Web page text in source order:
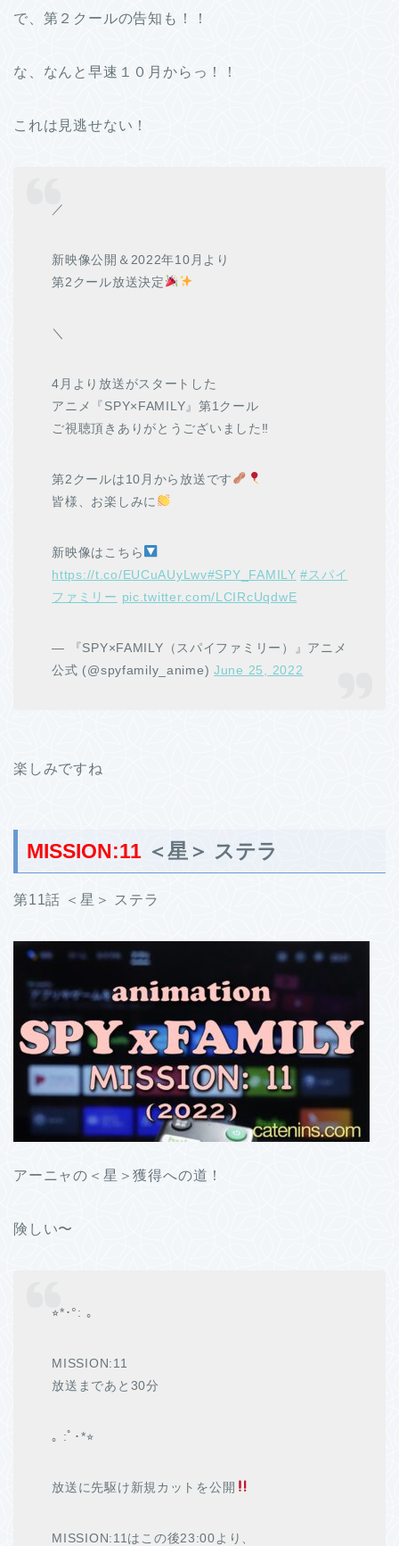
で、第２クールの告知も！！
な、なんと早速１０月からっ！！
これは見逃せない！
／
新映像公開＆2022年10月より
第2クール放送決定
＼
4月より放送がスタートした
アニメ『SPY×FAMILY』第1クール
ご視聴頂きありがとうございました‼
第2クールは10月から放送です
皆様、お楽しみに
新映像はこちら
https://t.co/EUCuAUyLwv#SPY_FAMILY #スパイ
ファミリー pic.twitter.com/LCIRcUqdwE
— 『SPY×FAMILY（スパイファミリー）』アニメ
公式 (@spyfamily_anime)June 25, 2022
楽しみですね
MISSION:11 ＜星＞ ステラ
第11話 ＜星＞ ステラ
アーニャの＜星＞獲得への道！
険しい〜
⭐︎*･°: ｡
MISSION:11
放送まであと30分
｡ :ﾟ･*⭐︎
放送に先駆け新規カットを公開
MISSION:11はこの後23:00より、